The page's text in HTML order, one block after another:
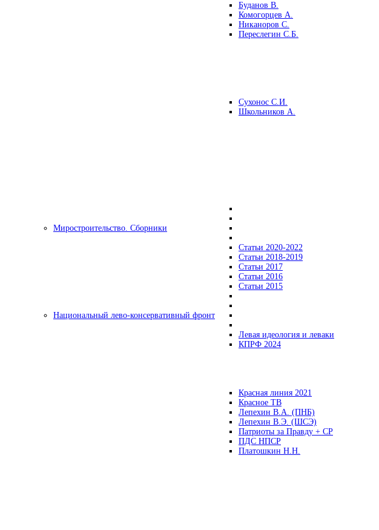
Буданов В.
Комогорцев А.
Никаноров С.
Переслегин С.Б.
Сухонос С.И.
Школьников А.
Миростроительство. Сборники
Статьи 2020-2022
Статьи 2018-2019
Статьи 2017
Статьи 2016
Статьи 2015
Национальный лево-консервативный фронт
Левая идеология и леваки
КПРФ 2024
Красная линия 2021
Красное ТВ
Лепехин В.А. (ПНБ)
Лепехин В.Э. (ШСЭ)
Патриоты за Правду + СР
ПДС НПСР
Платошкин Н.Н.